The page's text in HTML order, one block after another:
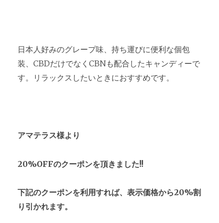
日本人好みのグレープ味、持ち運びに便利な個包
装、CBDだけでなくCBNも配合したキャンディーで
す。リラックスしたいときにおすすめです。
アマテラス様より
20%OFFのクーポンを頂きました!!
下記のクーポンを利用すれば、表示価格から20%割
り引かれます。